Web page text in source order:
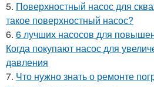
5. Поверхностный насос для
такое поверхностный насос?
6. 6 лучших насосов для
Когда покупают насос для
давления
7. Что нужно знать о ремонте